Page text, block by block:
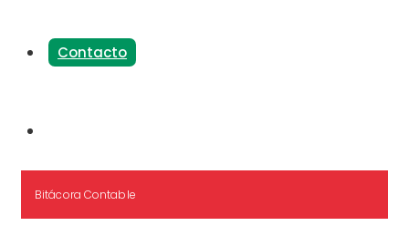
Contacto
Bitácora Contable